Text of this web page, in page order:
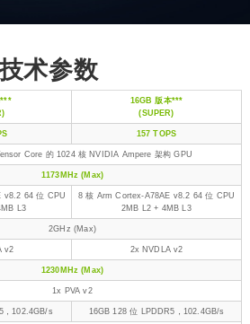
术参数
***
16GB 版本***
(SUPER)
157 TOPS
Core 的 1024 核 NVIDIA Ampere 架构 GPU
1173MHz (Max)
v8.2 64 位 CPU
L3
8 核 Arm Cortex-A78AE v8.2 64 位 CPU
2MB L2 + 4MB L3
2GHz (Max)
v2 2x NVDLA v2
1230MHz (Max)
1x PVA v2
，102.4GB/s 16GB 128 位 LPDDR5，102.4GB/s